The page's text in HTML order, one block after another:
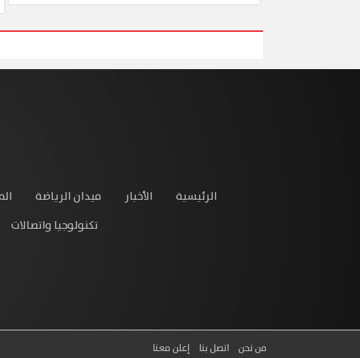
الرئيسية الأخبار ميدان الرياضة
تكنولوجيا واتصالات
من نحن اتصل بنا إعلن معنا